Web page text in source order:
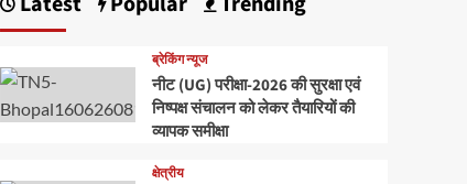
ब्रेकिंग न्यूज
नीट (UG) परीक्षा-2026 की सुरक्षा एवं
निष्पक्ष संचालन को लेकर तैयारियों की
व्यापक समीक्षा
क्षेत्रीय